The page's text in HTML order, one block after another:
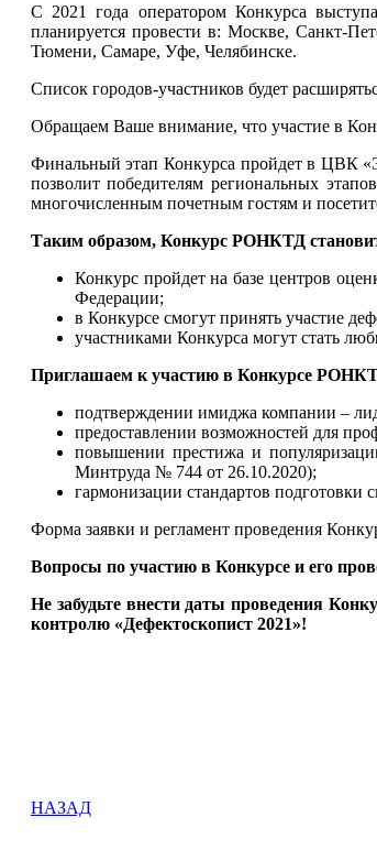
С 2021 года оператором Конкурса
планируется провести в: Москве, Санкт-
Тюмени, Самаре, Уфе, Челябинске.
Список городов-участников будет
Обращаем Ваше внимание, что участие в
Финальный этап Конкурса пройдет в ЦВК
позволит победителям региональных
многочисленным почетным гостям и
Таким образом, Конкурс РОНКТД
Конкурс пройдет на базе центров
Федерации;
в Конкурсе смогут принять участие
участниками Конкурса могут стать
Приглашаем к участию в Конкурсе
подтверждении имиджа компании –
предоставлении возможностей для
повышении престижа и
Минтруда № 744 от 26.10.2020);
гармонизации стандартов
Форма заявки и регламент проведения
Вопросы по участию в Конкурсе и его
Не забудьте внести даты проведения
контролю «Дефектоскопист 2021»!
НАЗАД